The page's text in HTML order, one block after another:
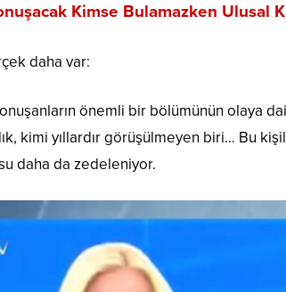
Kimse Bulamazken Ulusal
daha var:
önemli bir bölümünün olaya
kimi yıllardır görüşülmeyen biri… Bu
daha da zedeleniyor.